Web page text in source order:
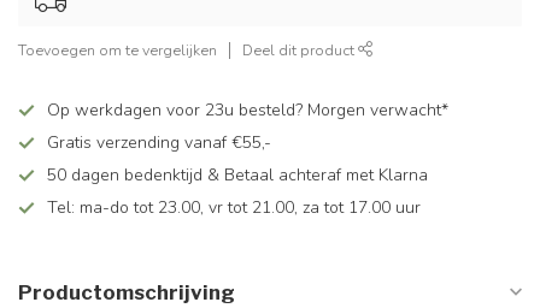
Toevoegen om te vergelijken Deel dit product
Op werkdagen voor 23u besteld? Morgen verwacht*
Gratis verzending vanaf €55,-
50 dagen bedenktijd & Betaal achteraf met Klarna
Tel: ma-do tot 23.00, vr tot 21.00, za tot 17.00 uur
Productomschrijving